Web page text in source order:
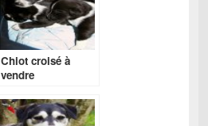
Chiot croisé à
vendre